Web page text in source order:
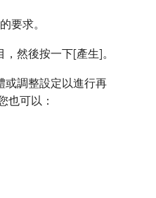
要求。
然後按一下[產生]。
或調整設定以進行再
也可以：